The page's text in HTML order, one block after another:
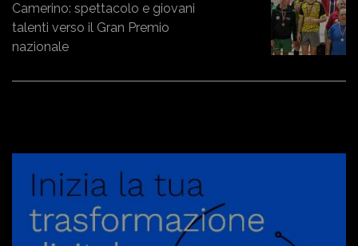
Camerino: spettacolo e giovani
talenti verso il Gran Premio
nazionale